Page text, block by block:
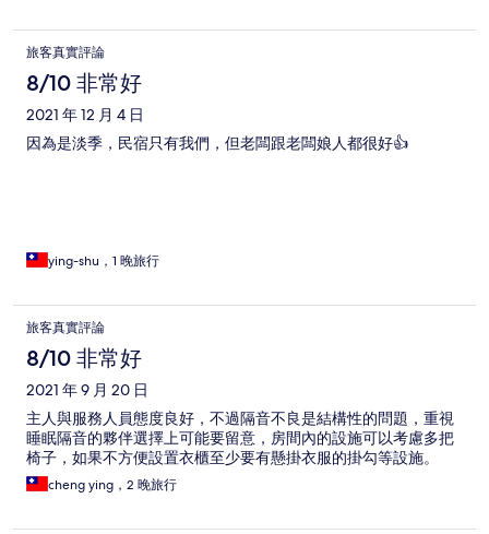
旅客真實評論
8/10 非常好
2021 年 12 月 4 日
因為是淡季，民宿只有我們，但老闆跟老闆娘人都很好👍
ying-shu，1 晚旅行
旅客真實評論
8/10 非常好
2021 年 9 月 20 日
主人與服務人員態度良好，不過隔音不良是結構性的問題，重視
睡眠隔音的夥伴選擇上可能要留意，房間內的設施可以考慮多把
椅子，如果不方便設置衣櫃至少要有懸掛衣服的掛勾等設施。
cheng ying，2 晚旅行